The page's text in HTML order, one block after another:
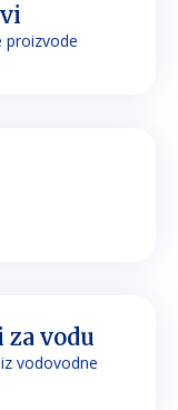
proizvode
vodu
vodovodne